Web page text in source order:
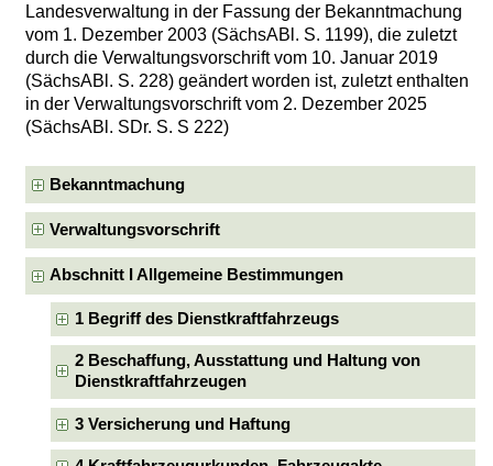
Landesverwaltung in der Fassung der Bekanntmachung
vom 1. Dezember 2003 (SächsABl. S. 1199), die zuletzt
durch die Verwaltungsvorschrift vom 10. Januar 2019
(SächsABl. S. 228) geändert worden ist, zuletzt enthalten
in der Verwaltungsvorschrift vom 2. Dezember 2025
(SächsABl. SDr. S. S 222)
Bekanntmachung
Verwaltungsvorschrift
Abschnitt I Allgemeine Bestimmungen
1 Begriff des Dienstkraftfahrzeugs
2 Beschaffung, Ausstattung und Haltung von
Dienstkraftfahrzeugen
3 Versicherung und Haftung